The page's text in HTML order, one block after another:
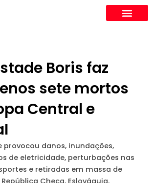
Boris faz
sete mortos
Central e
provocou danos, inundações,
de eletricidade, perturbações nas
e retiradas em massa de
Checa, Eslováquia,